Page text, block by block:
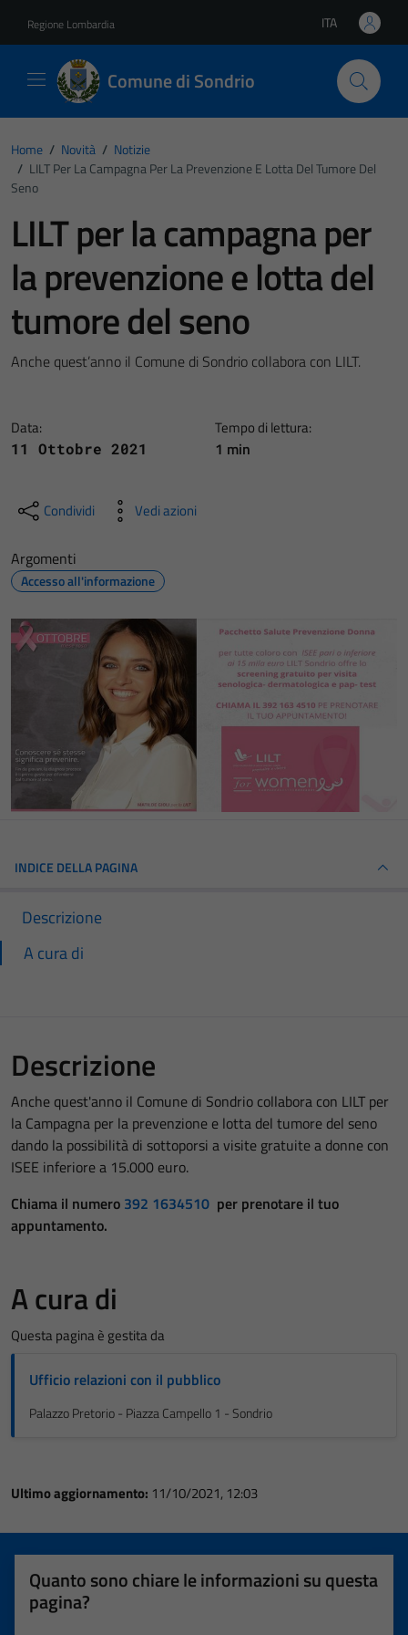
Regione Lombardia Lingua attiva:
ITA
Comune di Sondrio
Home / Novità / Notizie
/ LILT Per La Campagna Per La Prevenzione E Lotta Del Tumore Del
Seno
LILT per la campagna per
la prevenzione e lotta del
tumore del seno
Anche quest’anno il Comune di Sondrio collabora con LILT.
Data:
11 Ottobre 2021
Tempo di lettura:
1 min
Condividi Vedi azioni
Argomenti
Accesso all'informazione
INDICE DELLA PAGINA
Descrizione
A cura di
Descrizione
Anche quest'anno il Comune di Sondrio collabora con LILT per
la Campagna per la prevenzione e lotta del tumore del seno
dando la possibilità di sottoporsi a visite gratuite a donne con
ISEE inferiore a 15.000 euro.
Chiama il numero 392 1634510 per prenotare il tuo
appuntamento.
A cura di
Questa pagina è gestita da
Ufficio relazioni con il pubblico
Palazzo Pretorio - Piazza Campello 1 - Sondrio
Ultimo aggiornamento: 11/10/2021, 12:03
Quanto sono chiare le informazioni su questa
pagina?